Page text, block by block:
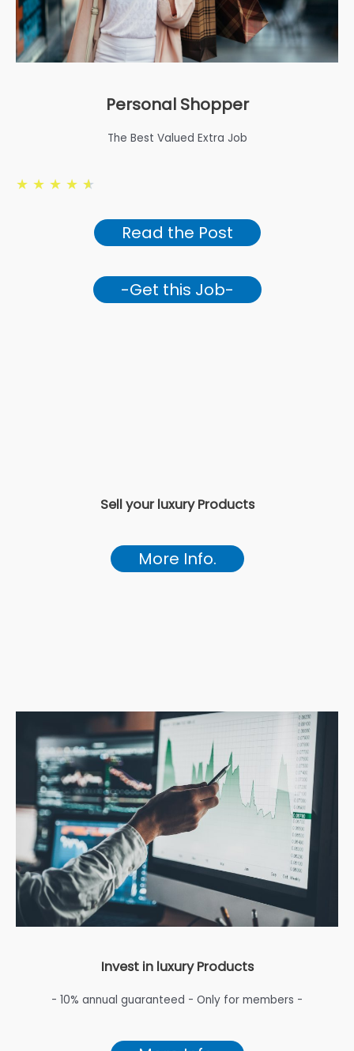
Personal Shopper
The Best Valued Extra Job
★ ★ ★ ★ ★
Read the Post
-Get this Job-
Sell your luxury Products
More Info.
Invest in luxury Products
- 10% annual guaranteed - Only for members -